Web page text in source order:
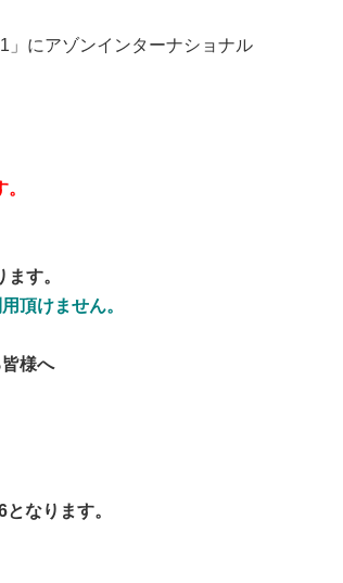
にアゾンインターナショナル
ます。
頂けません。
様へ
となります。